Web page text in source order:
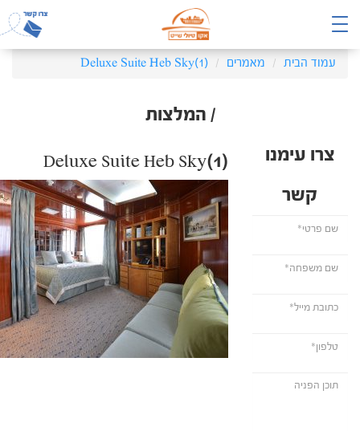
עמוד הבית מאמרים Deluxe Suite Heb Sky(1)
/ המלצות
צרו עימנו
קשר
Deluxe Suite Heb Sky(1)